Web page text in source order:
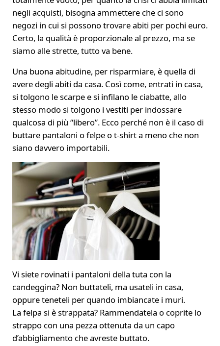
negli acquisti, bisogna ammettere che ci sono
negozi in cui si possono trovare abiti per pochi euro.
Certo, la qualità è proporzionale al prezzo, ma se
siamo alle strette, tutto va bene.
Una buona abitudine, per risparmiare, è quella di
avere degli abiti da casa. Così come, entrati in casa,
si tolgono le scarpe e si infilano le ciabatte, allo
stesso modo si tolgono i vestiti per indossare
qualcosa di più “libero”. Ecco perché non è il caso di
buttare pantaloni o felpe o t-shirt a meno che non
siano davvero importabili.
Vi siete rovinati i pantaloni della tuta con la
candeggina? Non buttateli, ma usateli in casa,
oppure teneteli per quando imbiancate i muri.
La felpa si è strappata? Rammendatela o coprite lo
strappo con una pezza ottenuta da un capo
d’abbigliamento che avreste buttato.